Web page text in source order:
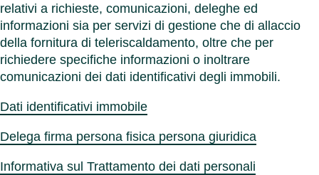
relativi a richieste, comunicazioni, deleghe ed
informazioni sia per servizi di gestione che di allaccio
della fornitura di teleriscaldamento, oltre che per
richiedere specifiche informazioni o inoltrare
comunicazioni dei dati identificativi degli immobili.
Dati identificativi immobile
Delega firma persona fisica persona giuridica
Informativa sul Trattamento dei dati personali